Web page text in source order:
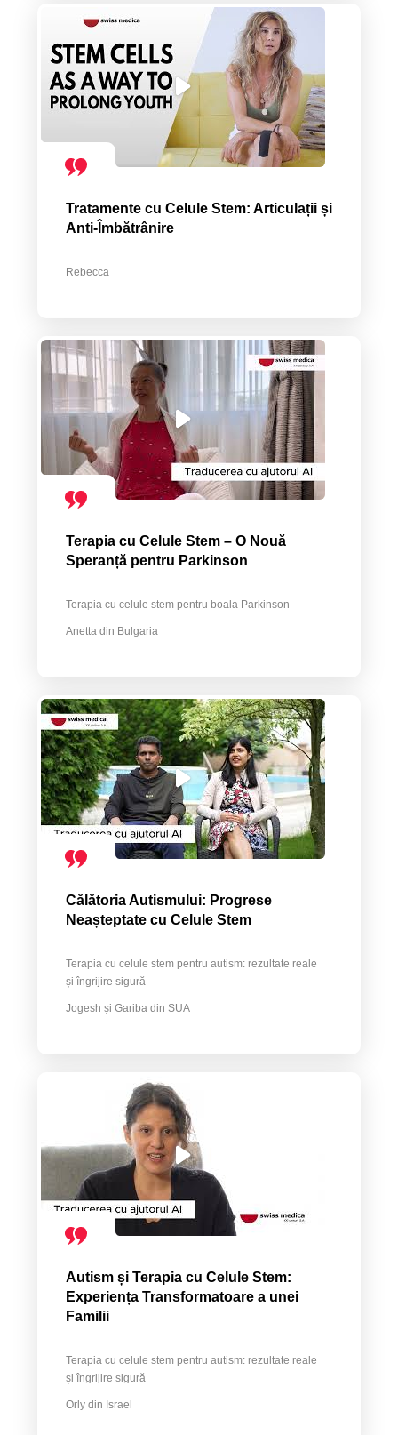
Tratamente cu Celule Stem: Articulații și
Anti-Îmbătrânire
Rebecca
Terapia cu Celule Stem – O Nouă
Speranță pentru Parkinson
Terapia cu celule stem pentru boala Parkinson
Anetta din Bulgaria
Călătoria Autismului: Progrese
Neașteptate cu Celule Stem
Terapia cu celule stem pentru autism: rezultate reale
și îngrijire sigură
Jogesh și Gariba din SUA
Autism și Terapia cu Celule Stem:
Experiența Transformatoare a unei
Familii
Terapia cu celule stem pentru autism: rezultate reale
și îngrijire sigură
Orly din Israel